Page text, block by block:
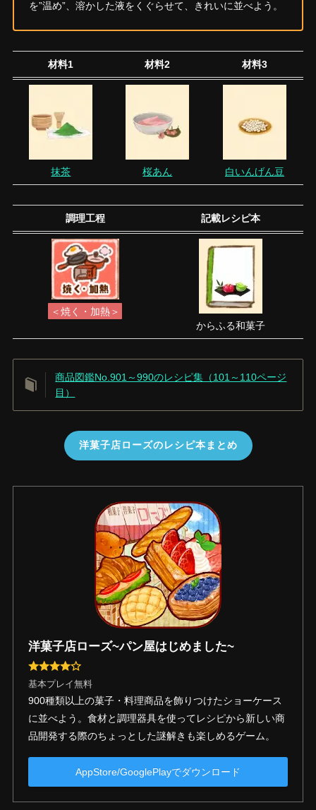
を”温め”、溶かした液をくぐらせて、きれいに並べよう。
材料1 材料2 材料3
抹茶 桜あん 白いんげん豆
調理工程 記載レシピ本
＜焼く・加熱＞
からふる和菓子
商品図鑑No.901～990のレシピ集（101～110ページ
目）
洋菓子店ローズのレシピ本まとめ
洋菓子店ローズ~パン屋はじめました~
基本プレイ無料
900種類以上の菓子・料理商品を飾りつけたショーケース
に並べよう。食材と調理器具を使ってレシピから新しい商
品開発する際のちょっとした謎解きも楽しめるゲーム。
AppStore/GooglePlayでダウンロード